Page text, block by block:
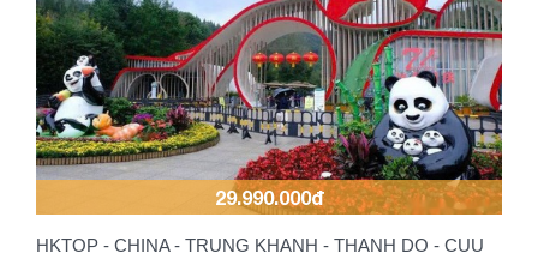
29.990.000đ
HKTOP - CHINA - TRUNG KHANH - THANH DO - CUU